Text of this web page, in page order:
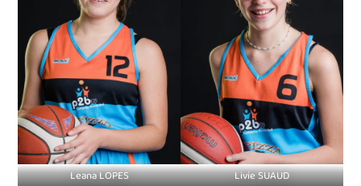
Leana LOPES Livie SUAUD